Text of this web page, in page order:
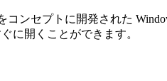
ンセプトに開発された
に開くことができます。